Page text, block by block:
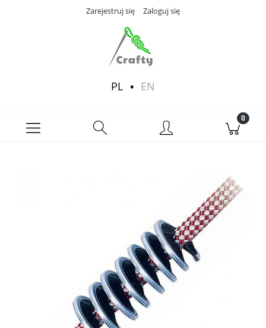
Zarejestruj się Zaloguj się
PL EN